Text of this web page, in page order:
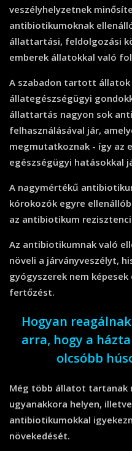
veszélyhelyzetnek
antibiotikumoknak
állattartási, feldolgozási
emberek állatokkal való
A szabadon tartott állatok
állategészségügyi
állattartás nagyon sok
felhasználásával jár,
megmutatkoznak - így az
egészségügyi hatásokkal
A nagymértékű
kórokozók egyre
az antibiotikum
Az antibiotikumnak való
növeli a járványveszélyt,
gyógyszerek nem
fertőzést.
Hogyan
arra, hogy a
olcsóbb
Még több állatot tartanak
ugyanakkora helyen,
antibiotikumokkal
növekedését.